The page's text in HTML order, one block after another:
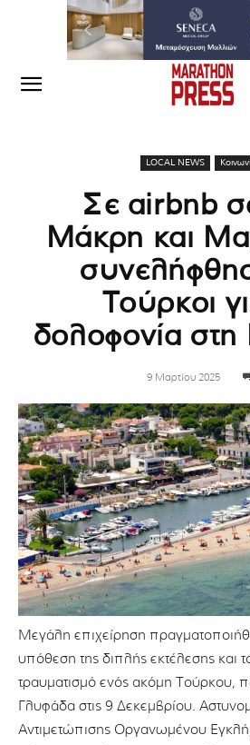
LOCAL NEWS
Σε airbnb
Μάκρη και
Τούρκοι
δολοφονία
9 Μαρτίου 2025
Μεγάλη επιχείρηση
υπόθεση της διπλής εκτέλεσης και
τραυματισμό ενός ακόμη Τούρκου,
Γλυφάδα στις 9 Δεκεμβρίου.
Αντιμετώπισης Οργανωμένου